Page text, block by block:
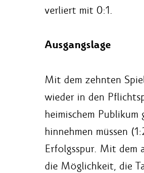
verliert mit 0:1.
Ausgangslage
Mit dem zehnten
wieder in den
heimischem Publikum
hinnehmen müssen
Erfolgsspur. Mit dem
die Möglichkeit, die